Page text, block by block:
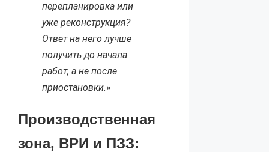
перепланировка или
уже реконструкция?
Ответ на него лучше
получить до начала
работ, а не после
приостановки.»
Производственная
зона, ВРИ и ПЗЗ: